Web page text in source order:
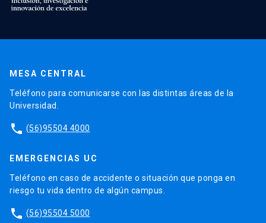
MESA CENTRAL
Teléfono para comunicarse con las distintas áreas de la
Universidad.
phone (56)95504 4000
EMERGENCIAS UC
Teléfono en caso de accidente o situación que ponga en
riesgo tu vida dentro de algún campus.
phone (56)95504 5000